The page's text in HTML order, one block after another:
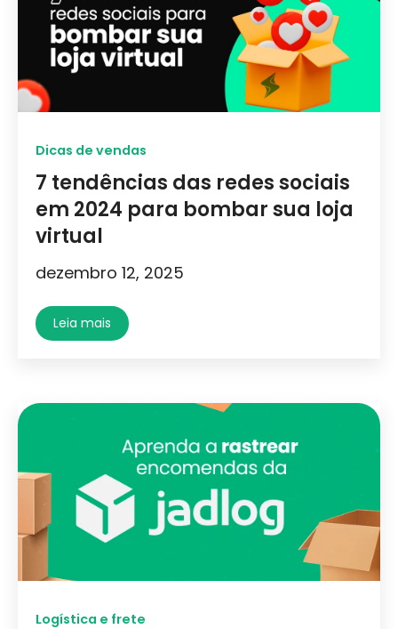
Dicas de vendas
7 tendências das redes sociais
em 2024 para bombar sua loja
virtual
dezembro 12, 2025
Leia mais
Logística e frete